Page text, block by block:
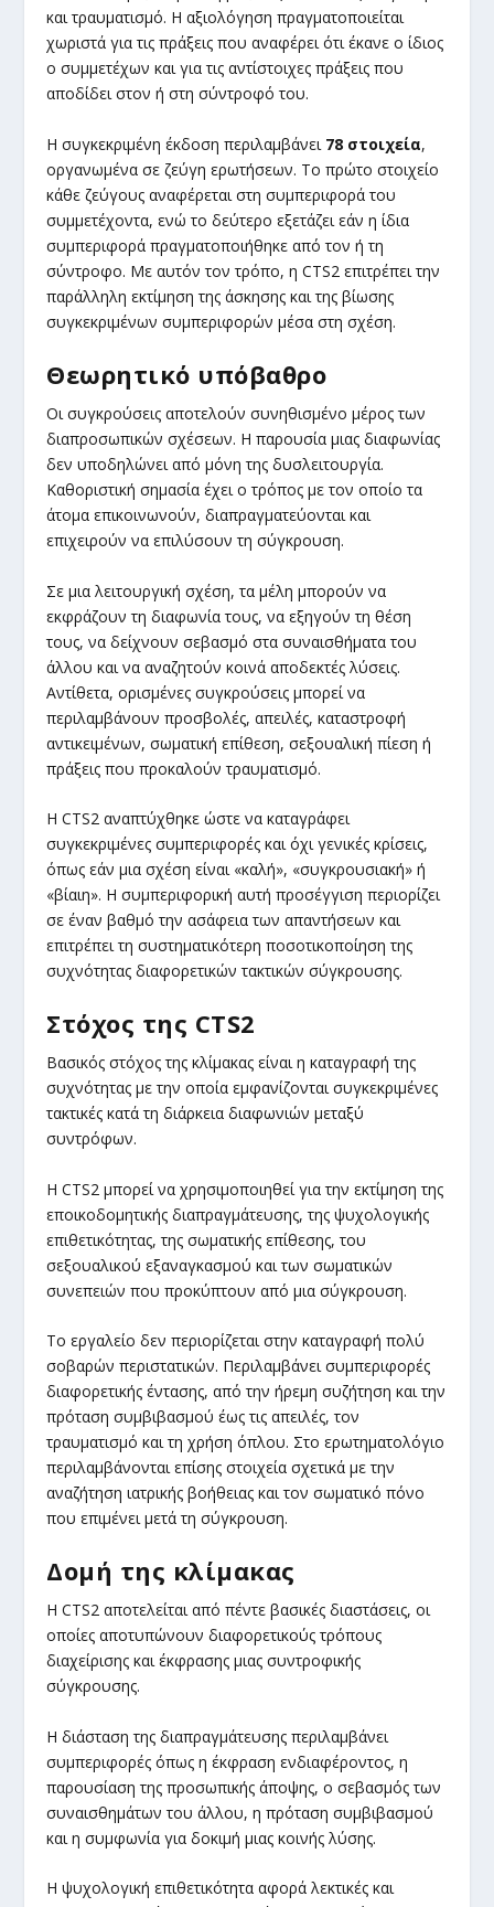
και τραυματισμό. Η αξιολόγηση πραγματοποιείται
χωριστά για τις πράξεις που αναφέρει ότι έκανε ο ίδιος
ο συμμετέχων και για τις αντίστοιχες πράξεις που
αποδίδει στον ή στη σύντροφό του.
Η συγκεκριμένη έκδοση περιλαμβάνει 78 στοιχεία,
οργανωμένα σε ζεύγη ερωτήσεων. Το πρώτο στοιχείο
κάθε ζεύγους αναφέρεται στη συμπεριφορά του
συμμετέχοντα, ενώ το δεύτερο εξετάζει εάν η ίδια
συμπεριφορά πραγματοποιήθηκε από τον ή τη
σύντροφο. Με αυτόν τον τρόπο, η CTS2 επιτρέπει την
παράλληλη εκτίμηση της άσκησης και της βίωσης
συγκεκριμένων συμπεριφορών μέσα στη σχέση.
Θεωρητικό υπόβαθρο
Οι συγκρούσεις αποτελούν συνηθισμένο μέρος των
διαπροσωπικών σχέσεων. Η παρουσία μιας διαφωνίας
δεν υποδηλώνει από μόνη της δυσλειτουργία.
Καθοριστική σημασία έχει ο τρόπος με τον οποίο τα
άτομα επικοινωνούν, διαπραγματεύονται και
επιχειρούν να επιλύσουν τη σύγκρουση.
Σε μια λειτουργική σχέση, τα μέλη μπορούν να
εκφράζουν τη διαφωνία τους, να εξηγούν τη θέση
τους, να δείχνουν σεβασμό στα συναισθήματα του
άλλου και να αναζητούν κοινά αποδεκτές λύσεις.
Αντίθετα, ορισμένες συγκρούσεις μπορεί να
περιλαμβάνουν προσβολές, απειλές, καταστροφή
αντικειμένων, σωματική επίθεση, σεξουαλική πίεση ή
πράξεις που προκαλούν τραυματισμό.
Η CTS2 αναπτύχθηκε ώστε να καταγράφει
συγκεκριμένες συμπεριφορές και όχι γενικές κρίσεις,
όπως εάν μια σχέση είναι «καλή», «συγκρουσιακή» ή
«βίαιη». Η συμπεριφορική αυτή προσέγγιση περιορίζει
σε έναν βαθμό την ασάφεια των απαντήσεων και
επιτρέπει τη συστηματικότερη ποσοτικοποίηση της
συχνότητας διαφορετικών τακτικών σύγκρουσης.
Στόχος της CTS2
Βασικός στόχος της κλίμακας είναι η καταγραφή της
συχνότητας με την οποία εμφανίζονται συγκεκριμένες
τακτικές κατά τη διάρκεια διαφωνιών μεταξύ
συντρόφων.
Η CTS2 μπορεί να χρησιμοποιηθεί για την εκτίμηση της
εποικοδομητικής διαπραγμάτευσης, της ψυχολογικής
επιθετικότητας, της σωματικής επίθεσης, του
σεξουαλικού εξαναγκασμού και των σωματικών
συνεπειών που προκύπτουν από μια σύγκρουση.
Το εργαλείο δεν περιορίζεται στην καταγραφή πολύ
σοβαρών περιστατικών. Περιλαμβάνει συμπεριφορές
διαφορετικής έντασης, από την ήρεμη συζήτηση και την
πρόταση συμβιβασμού έως τις απειλές, τον
τραυματισμό και τη χρήση όπλου. Στο ερωτηματολόγιο
περιλαμβάνονται επίσης στοιχεία σχετικά με την
αναζήτηση ιατρικής βοήθειας και τον σωματικό πόνο
που επιμένει μετά τη σύγκρουση.
Δομή της κλίμακας
Η CTS2 αποτελείται από πέντε βασικές διαστάσεις, οι
οποίες αποτυπώνουν διαφορετικούς τρόπους
διαχείρισης και έκφρασης μιας συντροφικής
σύγκρουσης.
Η διάσταση της διαπραγμάτευσης περιλαμβάνει
συμπεριφορές όπως η έκφραση ενδιαφέροντος, η
παρουσίαση της προσωπικής άποψης, ο σεβασμός των
συναισθημάτων του άλλου, η πρόταση συμβιβασμού
και η συμφωνία για δοκιμή μιας κοινής λύσης.
Η ψυχολογική επιθετικότητα αφορά λεκτικές και